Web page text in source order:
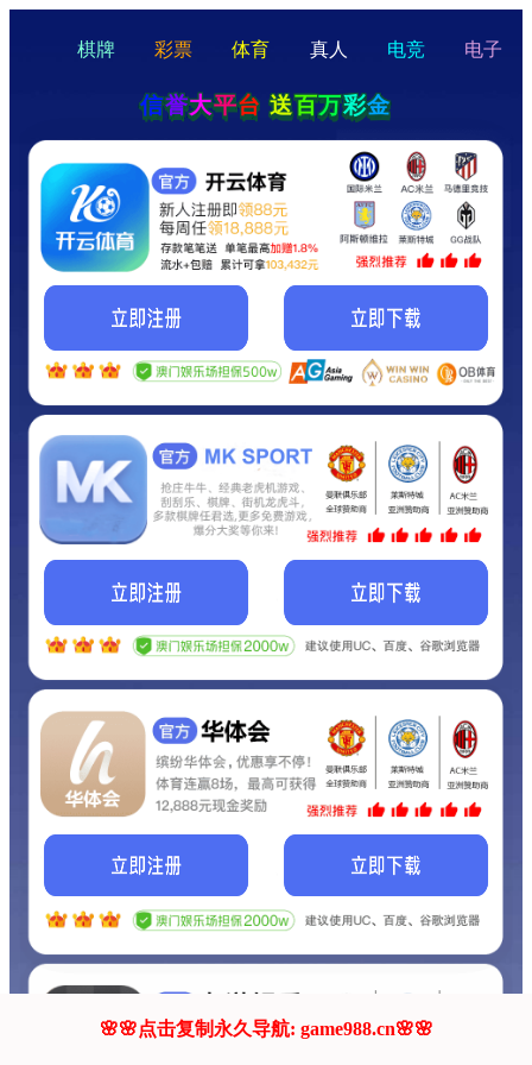
hello
Hey Guys!
我们即将上线啦...
我们的网站正在建设.
它将是非常棒的网站.
联系我们!